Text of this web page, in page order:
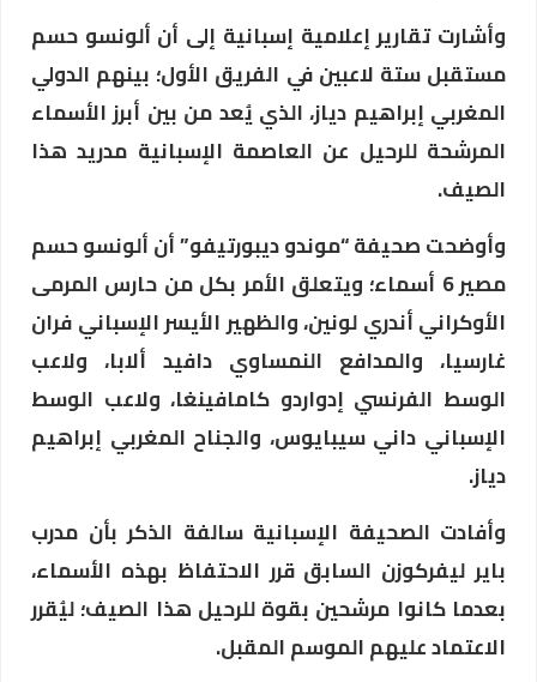
وأشارت تقارير إعلامية إسبانية إلى أن ألونسو حسم
مستقبل ستة لاعبين في الفريق الأول؛ بينهم الدولي
المغربي إبراهيم دياز، الذي يُعد من بين أبرز الأسماء
المرشحة للرحيل عن العاصمة الإسبانية مدريد هذا
الصيف.
وأوضحت صحيفة “موندو ديبورتيفو” أن ألونسو حسم
مصير 6 أسماء؛ ويتعلق الأمر بكل من حارس المرمى
الأوكراني أندري لونين، والظهير الأيسر الإسباني فران
غارسيا، والمدافع النمساوي دافيد ألابا، ولاعب
الوسط الفرنسي إدواردو كامافينغا، ولاعب الوسط
الإسباني داني سيبايوس، والجناح المغربي إبراهيم
دياز.
وأفادت الصحيفة الإسبانية سالفة الذكر بأن مدرب
باير ليفركوزن السابق قرر الاحتفاظ بهذه الأسماء،
بعدما كانوا مرشحين بقوة للرحيل هذا الصيف؛ ليُقرر
الاعتماد عليهم الموسم المقبل.